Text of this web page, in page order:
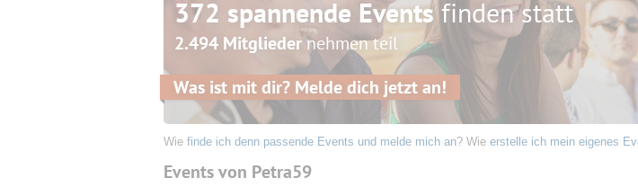
372 spannende Eventsfinden statt
2.494 Mitgliedernehmen teil
Was ist mit dir? Melde dich jetzt an!
Wie finde ich denn passende Events und melde mich an? Wie erstelle ich mein eigenes
Events von Petra59